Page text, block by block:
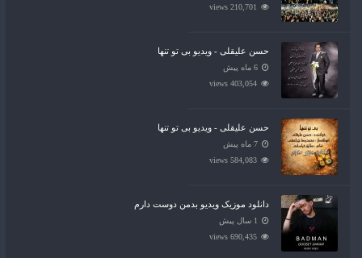
210,701 views
حسن علیقلی - ویدیو بی تو تنها
6 ماه پیش
403,054 views
حسن علیقلی - ویدیو بی تو تنها
7 ماه پیش
584,083 views
دانلود موزیک ویدیو بدمن دوست دارم
1 سال پیش
690,435 views